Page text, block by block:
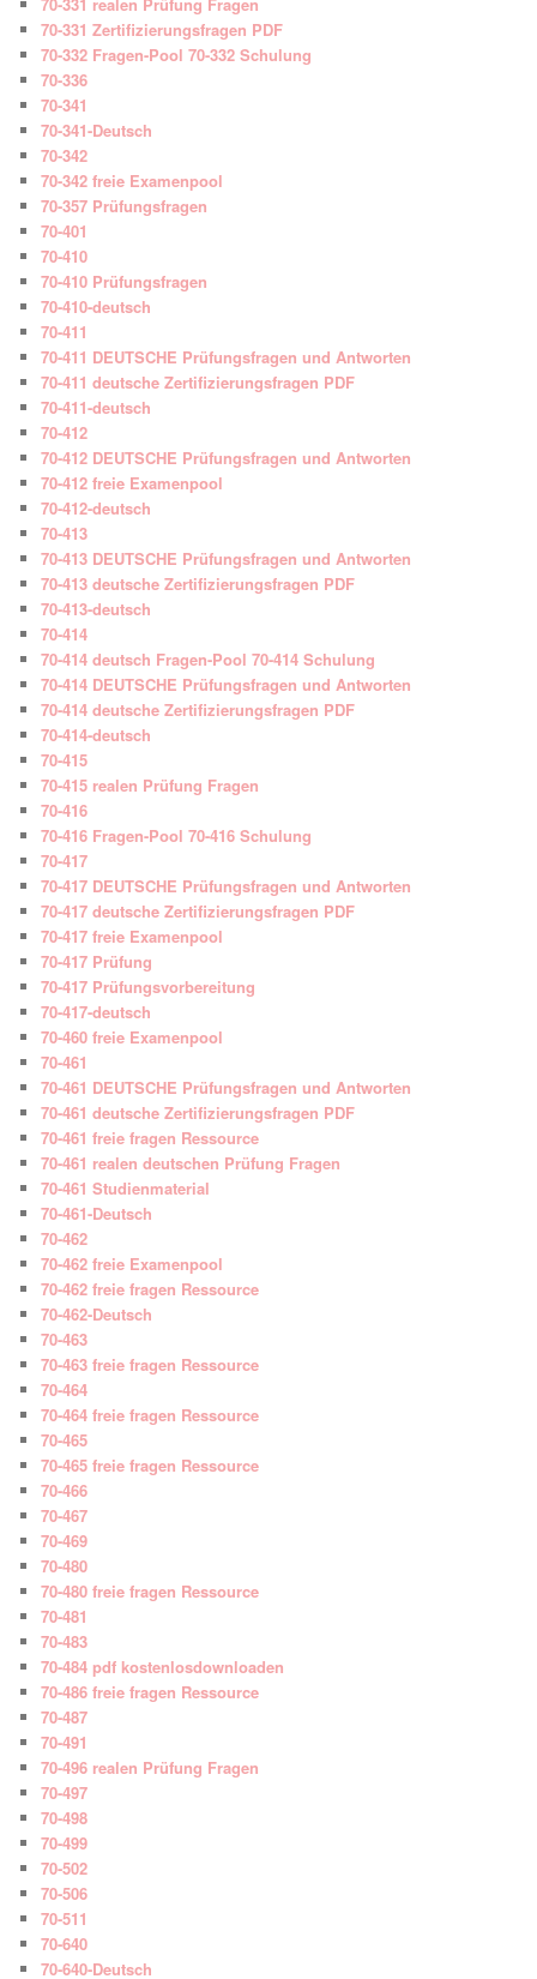
70-331 Zertifizierungsfragen PDF
70-332 Fragen-Pool 70-332 Schulung
70-336
70-341
70-341-Deutsch
70-342
70-342 freie Examenpool
70-357 Prüfungsfragen
70-401
70-410
70-410 Prüfungsfragen
70-410-deutsch
70-411
70-411 DEUTSCHE Prüfungsfragen und Antworten
70-411 deutsche Zertifizierungsfragen PDF
70-411-deutsch
70-412
70-412 DEUTSCHE Prüfungsfragen und Antworten
70-412 freie Examenpool
70-412-deutsch
70-413
70-413 DEUTSCHE Prüfungsfragen und Antworten
70-413 deutsche Zertifizierungsfragen PDF
70-413-deutsch
70-414
70-414 deutsch Fragen-Pool 70-414 Schulung
70-414 DEUTSCHE Prüfungsfragen und Antworten
70-414 deutsche Zertifizierungsfragen PDF
70-414-deutsch
70-415
70-415 realen Prüfung Fragen
70-416
70-416 Fragen-Pool 70-416 Schulung
70-417
70-417 DEUTSCHE Prüfungsfragen und Antworten
70-417 deutsche Zertifizierungsfragen PDF
70-417 freie Examenpool
70-417 Prüfung
70-417 Prüfungsvorbereitung
70-417-deutsch
70-460 freie Examenpool
70-461
70-461 DEUTSCHE Prüfungsfragen und Antworten
70-461 deutsche Zertifizierungsfragen PDF
70-461 freie fragen Ressource
70-461 realen deutschen Prüfung Fragen
70-461 Studienmaterial
70-461-Deutsch
70-462
70-462 freie Examenpool
70-462 freie fragen Ressource
70-462-Deutsch
70-463
70-463 freie fragen Ressource
70-464
70-464 freie fragen Ressource
70-465
70-465 freie fragen Ressource
70-466
70-467
70-469
70-480
70-480 freie fragen Ressource
70-481
70-483
70-484 pdf kostenlosdownloaden
70-486 freie fragen Ressource
70-487
70-491
70-496 realen Prüfung Fragen
70-497
70-498
70-499
70-502
70-506
70-511
70-640
70-640-Deutsch